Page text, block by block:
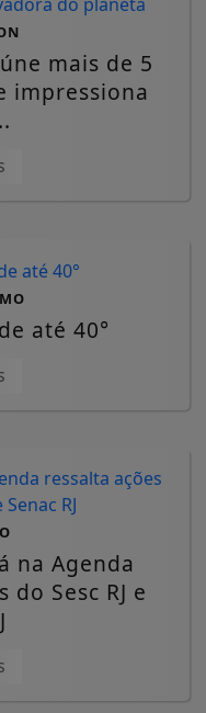
mais de 5
impressiona
até 40°
na Agenda
Sesc RJ e